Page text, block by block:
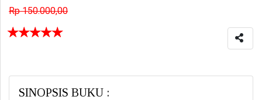
Rp 150.000,00
☆
☆
☆
☆
☆
SINOPSIS BUKU :